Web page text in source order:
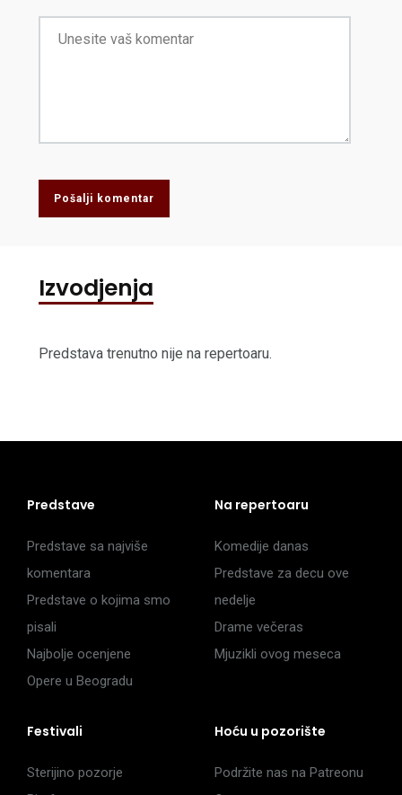
Pošalji komentar
Izvodjenja
Predstava trenutno nije na repertoaru.
Predstave
Predstave sa najviše
komentara
Predstave o kojima smo
pisali
Najbolje ocenjene
Opere u Beogradu
Na repertoaru
Komedije danas
Predstave za decu ove
nedelje
Drame večeras
Mjuzikli ovog meseca
Festivali
Sterijino pozorje
Hoću u pozorište
Podržite nas na Patreonu